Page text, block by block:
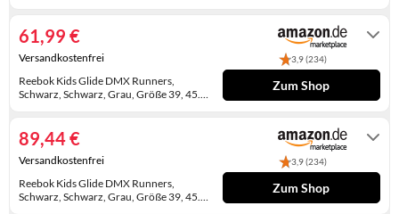
KINDERSCHUHE
LAUFSCHUHE
OUTDOOR-SCHUHE
PANTOLETTEN
SANDALEN
STRANDTASCHEN
TASCHEN-ZUBEHÖR
Reebok Kids Glide DMX Runners,
Schwarz, Schwarz, Grau, Größe 39, 45.5
3,9 (234)
61,99 €
Versandkostenfrei
Zum Shop
Reebok Kids Glide DMX Runners,
Schwarz, Schwarz, Grau, Größe 39, 45.5
3,9 (234)
89,44 €
Versandkostenfrei
Zum Shop